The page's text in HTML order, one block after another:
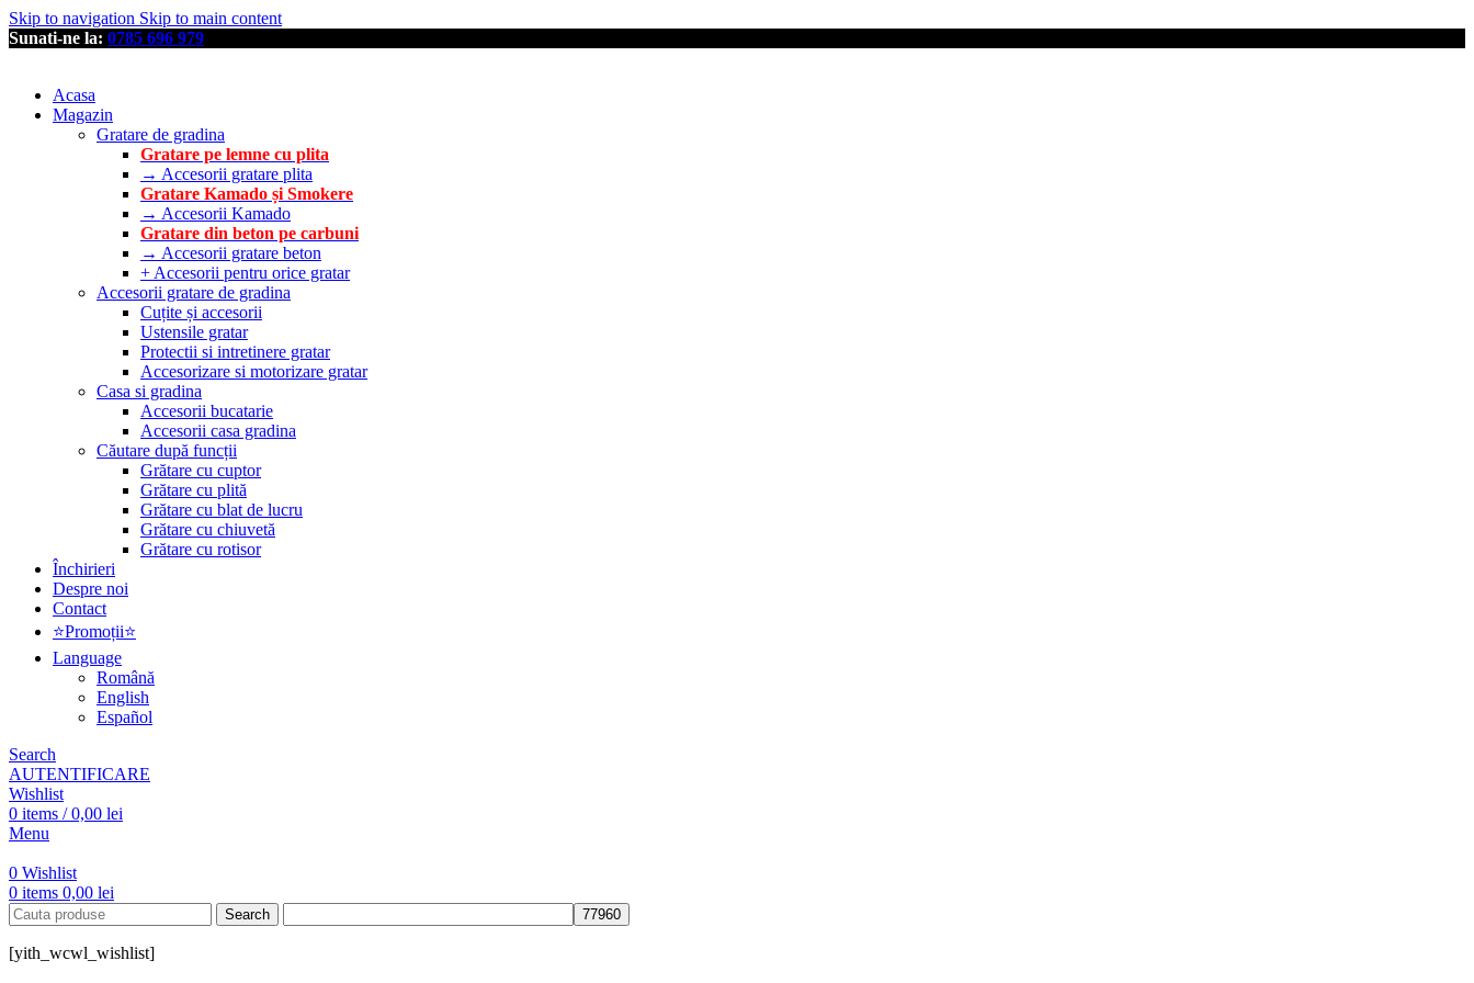
Skip to navigation Skip to main content
Sunati-ne la: 0785 696 979
Acasa
Magazin
Gratare de gradina
Gratare pe lemne cu plita
→ Accesorii gratare plita
Gratare Kamado și Smokere
→ Accesorii Kamado
Gratare din beton pe carbuni
→ Accesorii gratare beton
+ Accesorii pentru orice gratar
Accesorii gratare de gradina
Cuțite și accesorii
Ustensile gratar
Protectii si intretinere gratar
Accesorizare si motorizare gratar
Casa si gradina
Accesorii bucatarie
Accesorii casa gradina
Căutare după funcții
Grătare cu cuptor
Grătare cu plită
Grătare cu blat de lucru
Grătare cu chiuvetă
Grătare cu rotisor
Închirieri
Despre noi
Contact
⭐Promoții⭐
Language
Română
English
Español
Search
AUTENTIFICARE
Wishlist
0 items / 0,00 lei
Menu
0 Wishlist
0 items 0,00 lei
Search
[yith_wcwl_wishlist]